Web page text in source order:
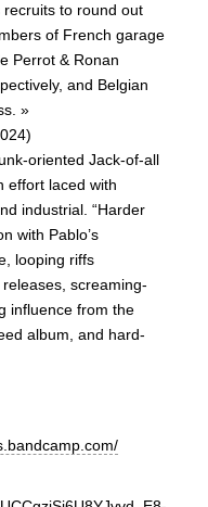
recruits to round out
of French garage
Perrot & Ronan
and Belgian
»
oriented Jack-of-all
effort laced with
industrial. “Harder
with Pablo’s
looping riffs
screaming-
influence from the
album, and hard-